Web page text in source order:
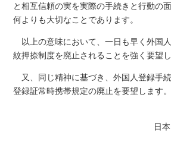
と相互信頼の実を実際の手続きと行動の
何よりも大切なことであります。
以上の意味において、一日も早く外国
紋押捺制度を廃止されることを強く要望し
又、同じ精神に基づき、外国人登録手
登録証常時携帯規定の廃止を要望します。
日